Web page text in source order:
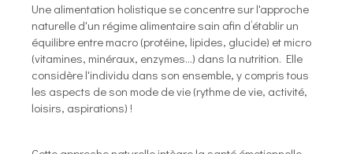
Une alimentation holistique se concentre sur l'approche
naturelle d'un régime alimentaire sain afin d’établir un
équilibre entre macro (protéine, lipides, glucide) et micro
(vitamines, minéraux, enzymes…) dans la nutrition. Elle
considère l'individu dans son ensemble, y compris tous
les aspects de son mode de vie (rythme de vie, activité,
loisirs, aspirations) !